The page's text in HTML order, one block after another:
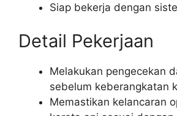
Siap bekerja dengan
Detail Pekerjaan
Melakukan pengecekan
sebelum keberangkatan
Memastikan kelancaran